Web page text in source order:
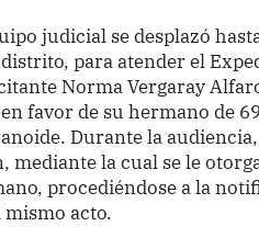
judicial se desplazó
para atender el
Norma Vergaray
favor de su hermano de
Durante la
mediante la cual se le
procediéndose a la
acto.